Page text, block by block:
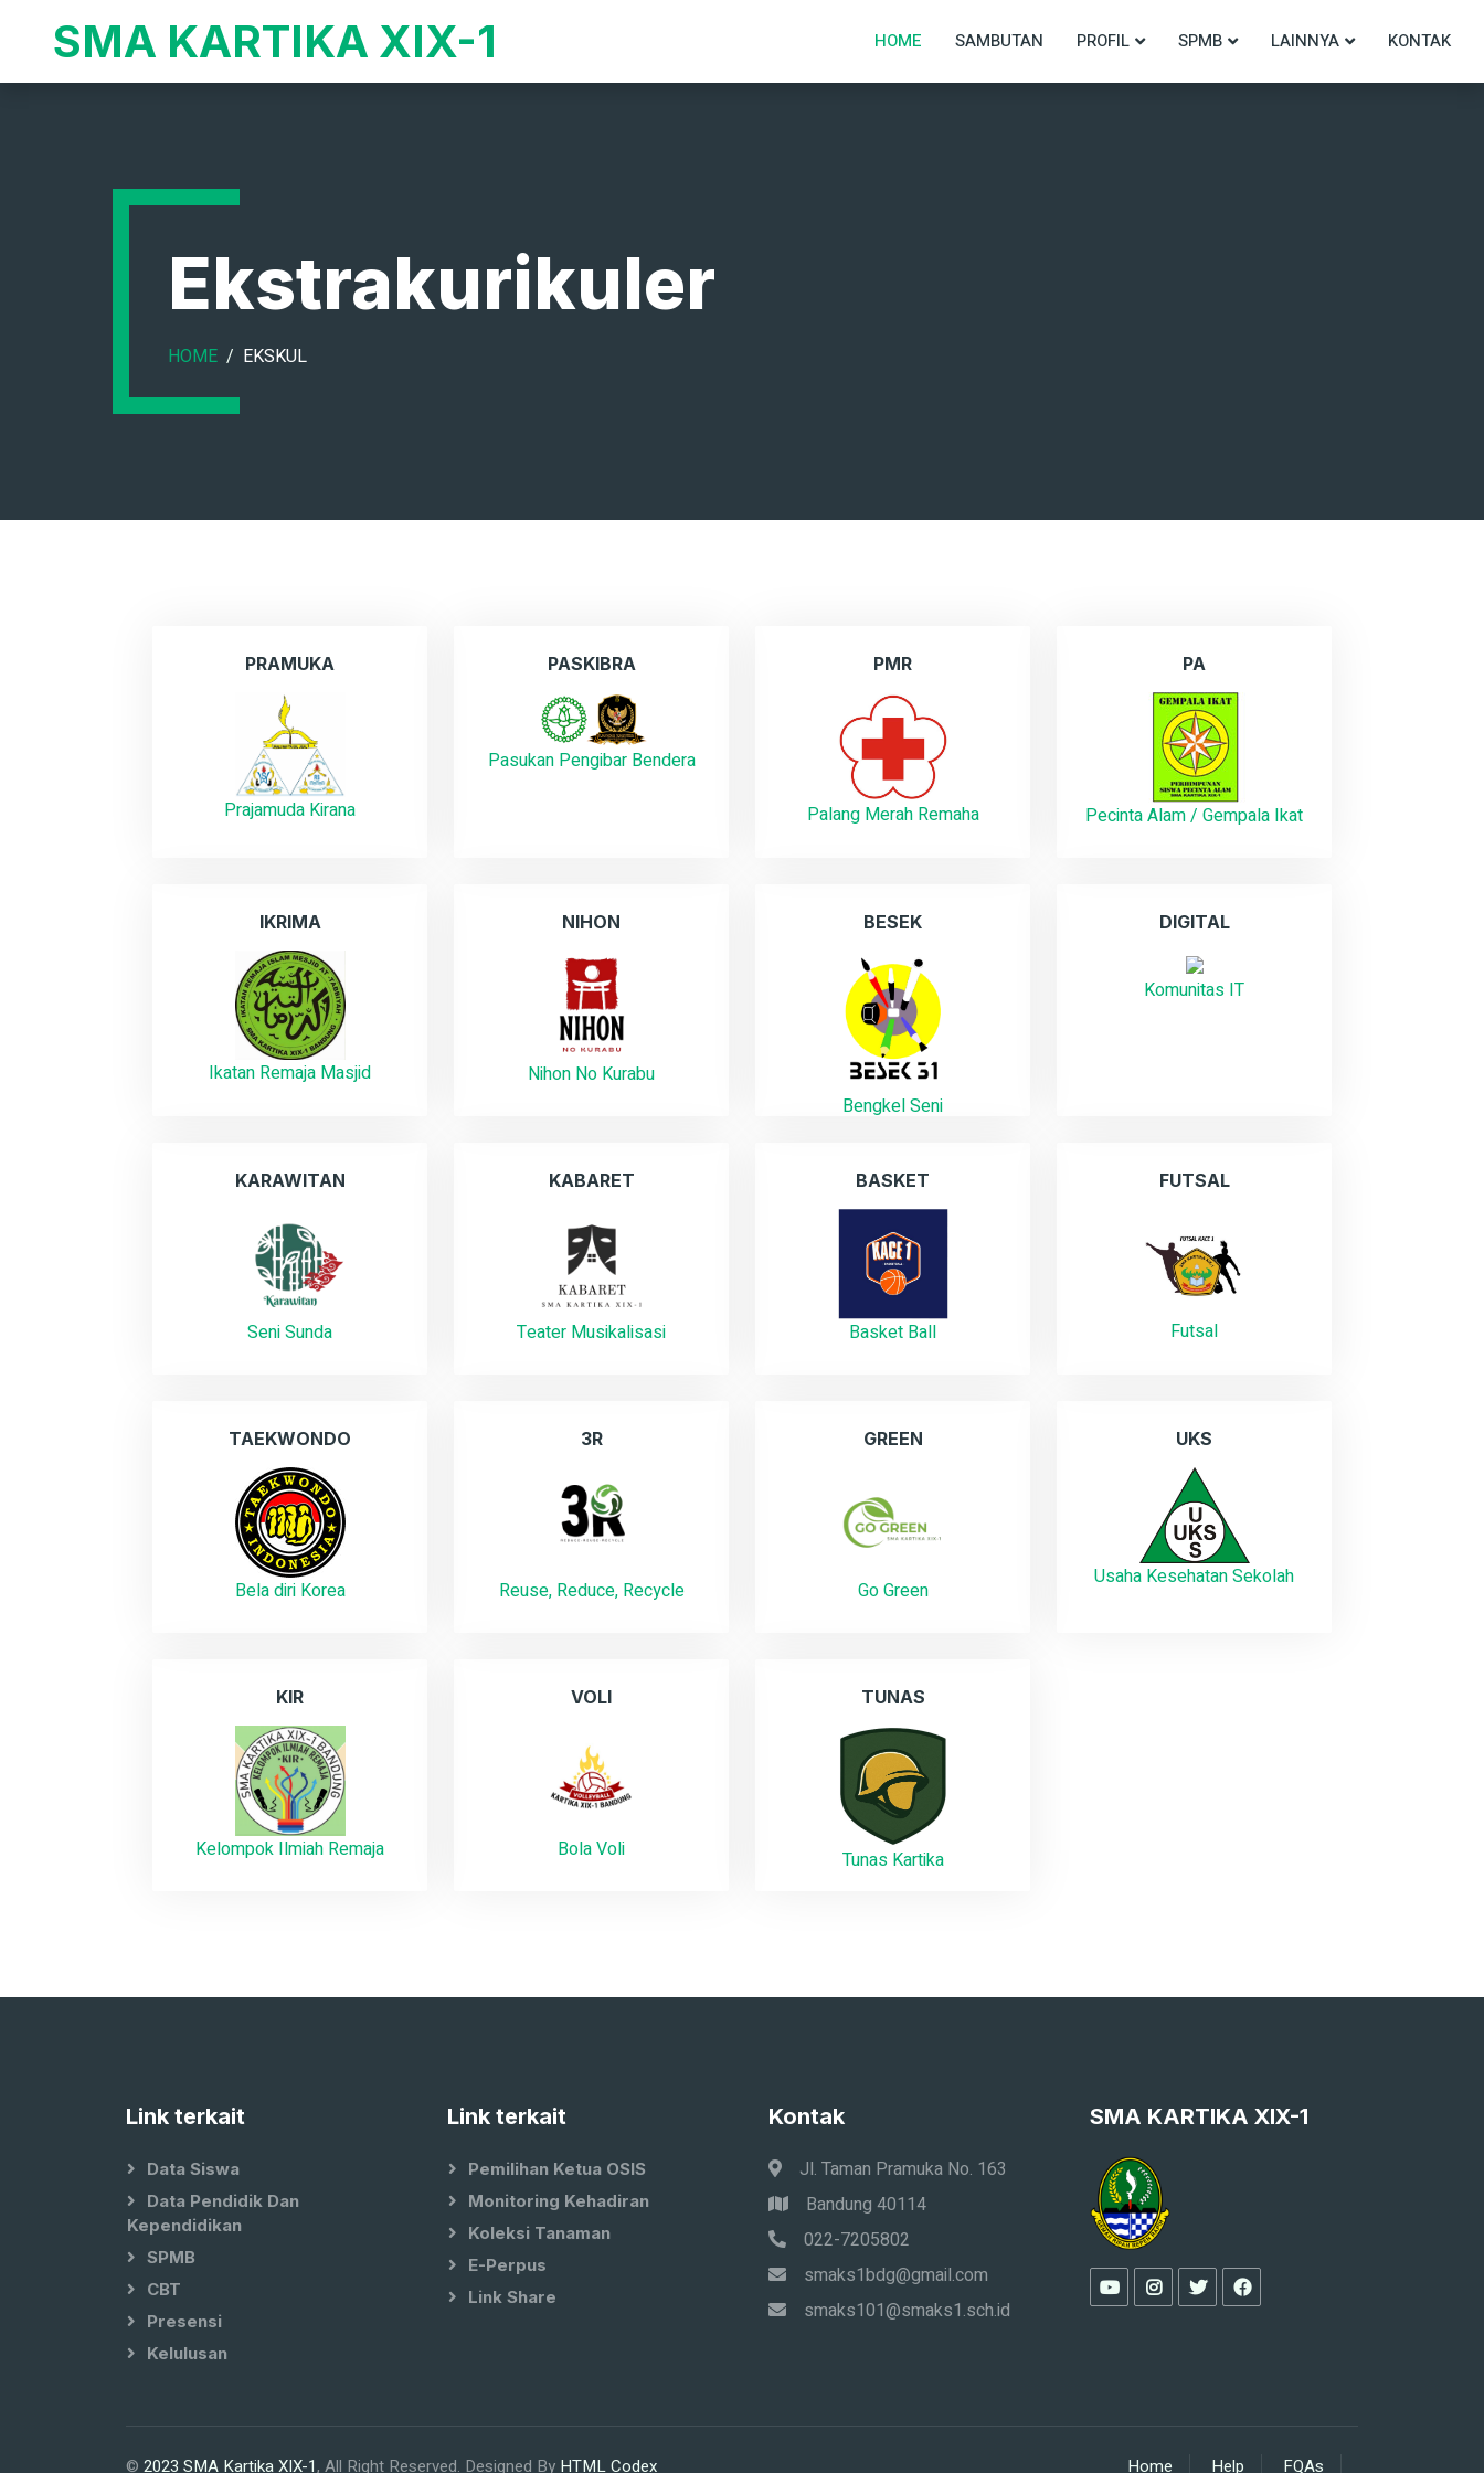
SMA KARTIKA XIX-1 HOME SAMBUTAN PROFIL SPMB LAINNYA KONTAK
Ekstrakurikuler
HOME EKSKUL
PRAMUKA
Prajamuda Kirana
PASKIBRA
Pasukan Pengibar Bendera
PMR
Palang Merah Remaha
PA
Pecinta Alam / Gempala Ikat
IKRIMA
Ikatan Remaja Masjid
NIHON
Nihon No Kurabu
BESEK
Bengkel Seni
DIGITAL
Komunitas IT
KARAWITAN
Seni Sunda
KABARET
Teater Musikalisasi
BASKET
Basket Ball
FUTSAL
Futsal
TAEKWONDO
Bela diri Korea
3R
Reuse, Reduce, Recycle
GREEN
Go Green
UKS
Usaha Kesehatan Sekolah
KIR
Kelompok Ilmiah Remaja
VOLI
Bola Voli
TUNAS
Tunas Kartika
Link terkait
Data Siswa
Data Pendidik Dan
Kependidikan
SPMB
CBT
Presensi
Kelulusan
Link terkait
Pemilihan Ketua OSIS
Monitoring Kehadiran
Koleksi Tanaman
E-Perpus
Link Share
Kontak
Jl. Taman Pramuka No. 163
Bandung 40114
022-7205802
smaks1bdg@gmail.com
smaks101@smaks1.sch.id
SMA KARTIKA XIX-1
© 2023 SMA Kartika XIX-1, All Right Reserved. Designed By HTML Codex Home Help FQAs